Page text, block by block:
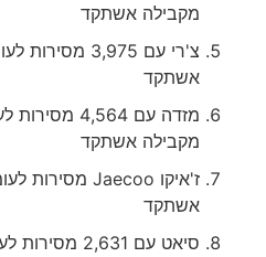
מקבילה אשתקד
אשתקד
מקבילה אשתקד
אשתקד